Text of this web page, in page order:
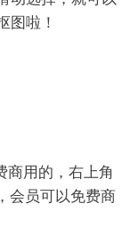
图啦！
商用的，右上角
会员可以免费商